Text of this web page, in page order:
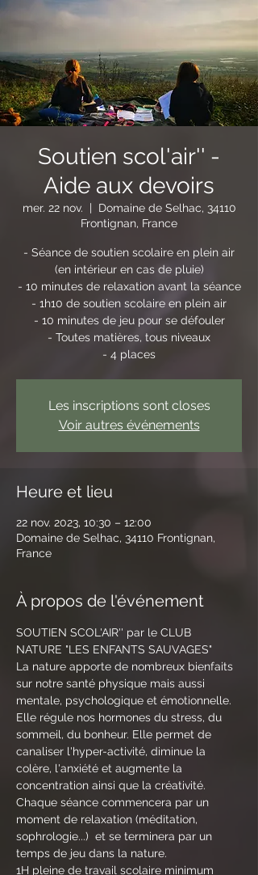
Soutien scol'air'' -
Aide aux devoirs
mer. 22 nov.
  |
Domaine de Selhac, 34110
Frontignan, France
- Séance de soutien scolaire en plein air
(en intérieur en cas de pluie)
- 10 minutes de relaxation avant la séance
- 1h10 de soutien scolaire en plein air
- 10 minutes de jeu pour se défouler
- Toutes matières, tous niveaux
- 4 places
Les inscriptions sont closes
Voir autres événements
Heure et lieu
22 nov. 2023, 10:30 – 12:00
Domaine de Selhac, 34110 Frontignan,
France
À propos de l'événement
SOUTIEN SCOL'AIR'' par le CLUB
NATURE "LES ENFANTS SAUVAGES"
La nature apporte de nombreux bienfaits
sur notre santé physique mais aussi
mentale, psychologique et émotionnelle.
Elle régule nos hormones du stress, du
sommeil, du bonheur. Elle permet de
canaliser l'hyper-activité, diminue la
colère, l'anxiété et augmente la
concentration ainsi que la créativité.
Chaque séance commencera par un
moment de relaxation (méditation,
sophrologie...)  et se terminera par un
temps de jeu dans la nature.
1H pleine de travail scolaire minimum